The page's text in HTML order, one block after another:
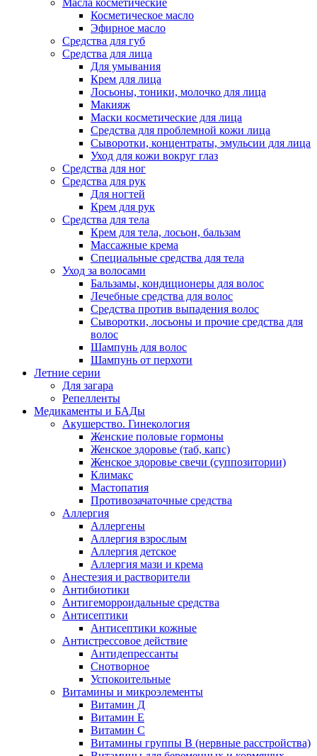
Масла косметические
Косметическое масло
Эфирное масло
Средства для губ
Средства для лица
Для умывания
Крем для лица
Лосьоны, тоники, молочко для лица
Макияж
Маски косметические для лица
Средства для проблемной кожи лица
Сыворотки, концентраты, эмульсии для лица
Уход для кожи вокруг глаз
Средства для ног
Средства для рук
Для ногтей
Крем для рук
Средства для тела
Крем для тела, лосьон, бальзам
Массажные крема
Специальные средства для тела
Уход за волосами
Бальзамы, кондиционеры для волос
Лечебные средства для волос
Средства против выпадения волос
Сыворотки, лосьоны и прочие средства для
волос
Шампунь для волос
Шампунь от перхоти
Летние серии
Для загара
Репелленты
Медикаменты и БАДы
Акушерство. Гинекология
Женские половые гормоны
Женское здоровье (таб, капс)
Женское здоровье свечи (суппозитории)
Климакс
Мастопатия
Противозачаточные средства
Аллергия
Аллергены
Аллергия взрослым
Аллергия детское
Аллергия мази и крема
Анестезия и растворители
Антибиотики
Антигеморроидальные средства
Антисептики
Антисептики кожные
Антистрессовое действие
Антидепрессанты
Снотворное
Успокоительные
Витамины и микроэлементы
Витамин Д
Витамин Е
Витамин С
Витамины группы В (нервные расстройства)